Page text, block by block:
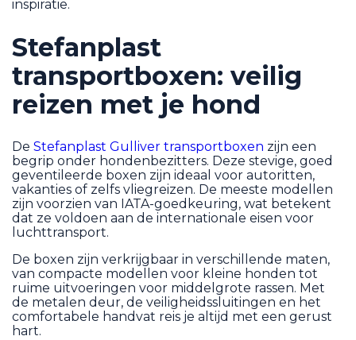
inspiratie.
Stefanplast
transportboxen: veilig
reizen met je hond
De Stefanplast Gulliver transportboxen zijn een
begrip onder hondenbezitters. Deze stevige, goed
geventileerde boxen zijn ideaal voor autoritten,
vakanties of zelfs vliegreizen. De meeste modellen
zijn voorzien van IATA-goedkeuring, wat betekent
dat ze voldoen aan de internationale eisen voor
luchttransport.
De boxen zijn verkrijgbaar in verschillende maten,
van compacte modellen voor kleine honden tot
ruime uitvoeringen voor middelgrote rassen. Met
de metalen deur, de veiligheidssluitingen en het
comfortabele handvat reis je altijd met een gerust
hart.